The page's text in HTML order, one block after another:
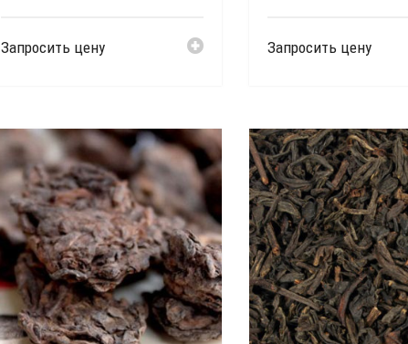
Запросить цену Запросить цену